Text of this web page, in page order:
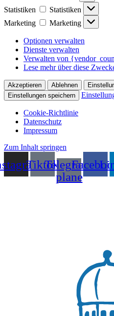
Statistiken
Statistiken
Marketing
Marketing
Optionen verwalten
Dienste verwalten
Verwalten von
Lese mehr über diese
Akzeptieren Ablehnen
Einstellungen speichern
Cookie-Richtlinie
Datenschutz
Impressum
Zum Inhalt springen
TiktokTelegram-
plane